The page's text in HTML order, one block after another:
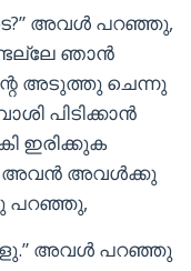
അവൾ പറഞ്ഞു,
ഞാൻ
അടുത്തു ചെന്നു
പിടിക്കാൻ
ഇരിക്കുക
അവൻ അവൾക്കു
പറഞ്ഞു,
അവൾ പറഞ്ഞു